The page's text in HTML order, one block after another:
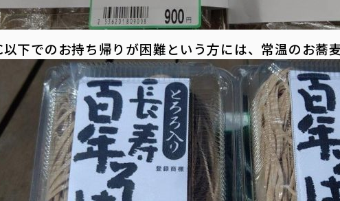
下でのお持ち帰りが困難という方には、常温のお蕎麦